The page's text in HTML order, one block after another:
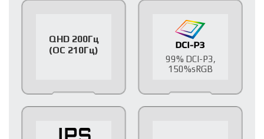
QHD 200Гц
(OC 210Гц)
99% DCI-P3,
150%sRGB